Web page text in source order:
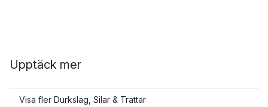
Upptäck mer
Visa fler Durkslag, Silar & Trattar